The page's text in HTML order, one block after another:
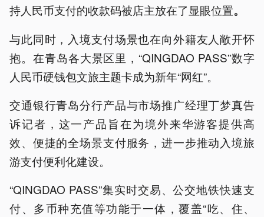
持人民币支付的收款码被店主放在了显眼位置。
与此同时，入境支付场景也在向外籍友人敞开怀
抱。在青岛各大景区里，“QINGDAO PASS”数字
人民币硬钱包文旅主题卡成为新年“网红”。
交通银行青岛分行产品与市场推广经理丁梦真告
诉记者，这一产品旨在为境外来华游客提供高
效、便捷的全场景支付服务，进一步推动入境旅
游支付便利化建设。
“QINGDAO PASS”集实时交易、公交地铁快速支
付、多币种充值等功能于一体，覆盖“吃、住、